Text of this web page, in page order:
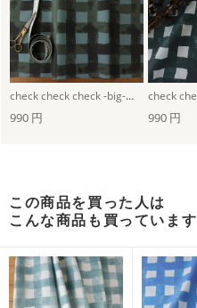
check check check -big-（モスグリーン）
990 円 990 円
この商品を買った人は
こんな商品も買っています